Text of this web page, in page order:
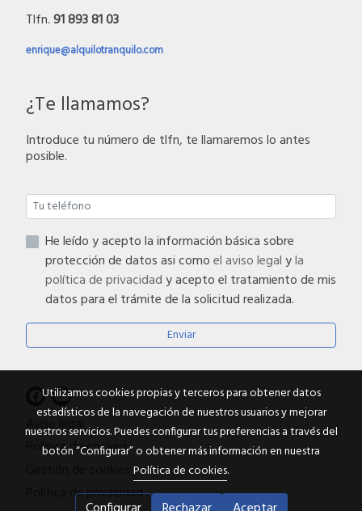
Tlfn.91 893 81 03
enrique@alquilotranquilo.com
¿Te llamamos?
Introduce tu número de tlfn, te llamaremos lo antes
posible.
He leído y acepto la información básica sobre
protección de datos asi comoel aviso legalyla
política de privacidady acepto el tratamiento de mis
datos para el trámite de la solicitud realizada.
Enviar
Aviso legal
Política de cookies
Política de privacidad
Utilizamos cookies propias y terceros para obtener datos
estadísticos de la navegación de nuestros usuarios y mejorar
nuestros servicios. Puedes configurar tus preferencias a través del
botón “Configurar” o obtener más información en nuestra
Política de cookies.